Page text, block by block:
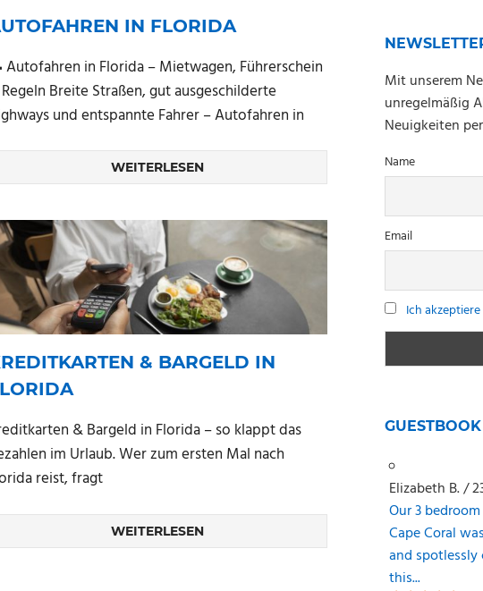
IN FLORIDA
Autofahren in Florida – Mietwagen, Führerschein
Breite Straßen, gut ausgeschilderte
und entspannte Fahrer – Autofahren in
WEITERLESEN
& BARGELD IN
& Bargeld in Florida – so klappt das
im Urlaub. Wer zum ersten Mal nach
reist, fragt
WEITERLESEN
Mit unserem
unregelmäßig
Neuigkeiten
Name
Email
Ich
Elizabeth B./
Our 3
Cape Coral
and spotlessly
this...